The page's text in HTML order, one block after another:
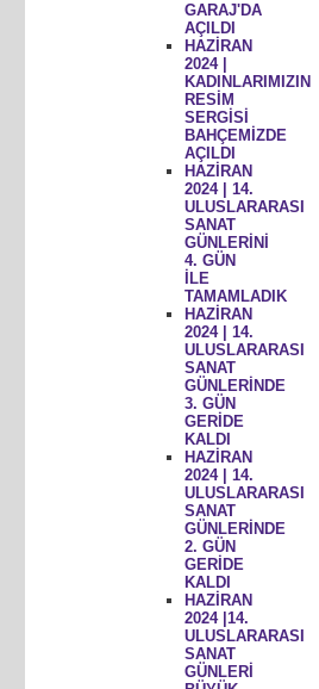
GARAJ'DA
AÇILDI
HAZİRAN
2024 |
KADINLARIMIZIN
RESİM
SERGİSİ
BAHÇEMİZDE
AÇILDI
HAZİRAN
2024 | 14.
ULUSLARARASI
SANAT
GÜNLERİNİ
4. GÜN
İLE
TAMAMLADIK
HAZİRAN
2024 | 14.
ULUSLARARASI
SANAT
GÜNLERİNDE
3. GÜN
GERİDE
KALDI
HAZİRAN
2024 | 14.
ULUSLARARASI
SANAT
GÜNLERİNDE
2. GÜN
GERİDE
KALDI
HAZİRAN
2024 |14.
ULUSLARARASI
SANAT
GÜNLERİ